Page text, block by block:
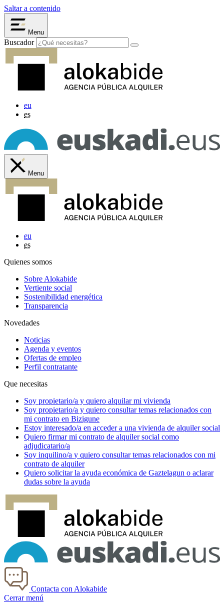
Saltar a contenido
Menu
Buscador
eu
es
Menu
eu
es
Quienes somos
Sobre Alokabide
Vertiente social
Sostenibilidad energética
Transparencia
Novedades
Noticias
Agenda y eventos
Ofertas de empleo
Perfil contratante
Que necesitas
Soy propietario/a y quiero alquilar mi vivienda
Soy propietario/a y quiero consultar temas relacionados con
mi contrato en Bizigune
Estoy interesado/a en acceder a una vivienda de alquiler social
Quiero firmar mi contrato de alquiler social como
adjudicatario/a
Soy inquilino/a y quiero consultar temas relacionados con mi
contrato de alquiler
Quiero solicitar la ayuda económica de Gaztelagun o aclarar
dudas sobre la ayuda
Contacta con Alokabide
Cerrar menú